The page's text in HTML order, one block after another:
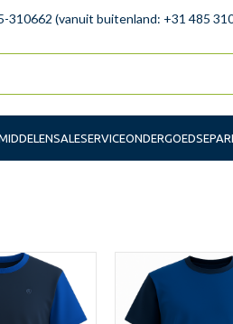
310662 (vanuit buitenland: +31 485
SALESERVICEONDERGOED